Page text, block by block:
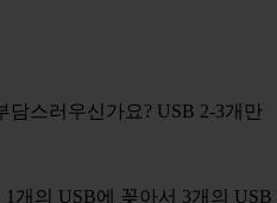
담스러우신가요? USB 2-3개만
개의 USB에 꽂아서 3개의 USB